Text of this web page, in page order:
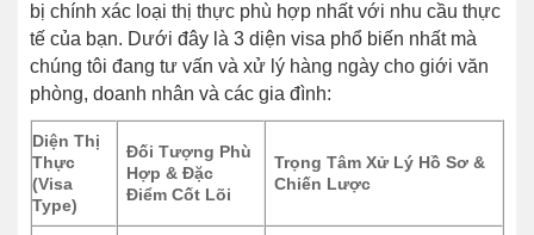
bị chính xác loại thị thực phù hợp nhất với nhu cầu thực
tế của bạn. Dưới đây là 3 diện visa phổ biến nhất mà
chúng tôi đang tư vấn và xử lý hàng ngày cho giới văn
phòng, doanh nhân và các gia đình:
Diện Thị
Thực
(Visa
Type)
Đối Tượng Phù
Hợp & Đặc
Điểm Cốt Lõi
Trọng Tâm Xử Lý Hồ Sơ &
Chiến Lược